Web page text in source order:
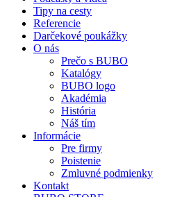
Tipy na cesty
Referencie
Darčekové poukážky
O nás
Prečo s BUBO
Katalógy
BUBO logo
Akadémia
História
Náš tím
Informácie
Pre firmy
Poistenie
Zmluvné podmienky
Kontakt